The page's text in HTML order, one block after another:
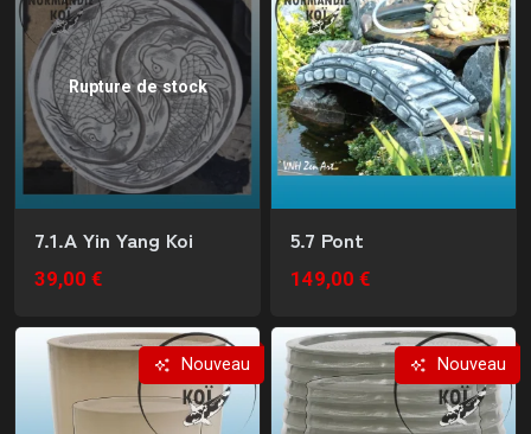
Rupture de stock
7.1.A Yin Yang Koi
39,00 €
5.7 Pont
149,00 €
Nouveau Nouveau